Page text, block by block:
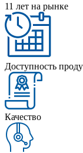
11 лет на рынке
Доступность
Качество